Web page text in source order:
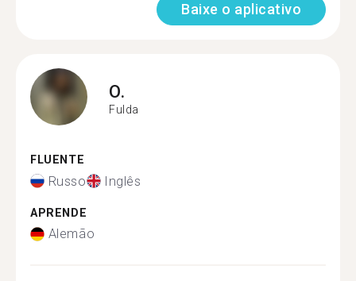
Baixe o aplicativo
O.
Fulda
FLUENTE
Russo Inglês
APRENDE
Alemão